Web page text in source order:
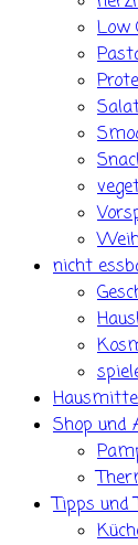
Low
nicht
Shop und
Tipps und